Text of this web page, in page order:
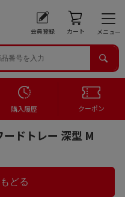
会員登録 カート メニュー
購入履歴 クーポン
ドトレー 深型 M